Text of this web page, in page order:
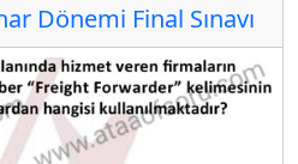
Dönemi Final Sınavı